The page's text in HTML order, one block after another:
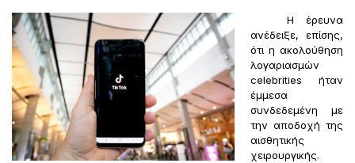
Η έρευνα
ανέδειξε, επίσης,
ότι η ακολούθηση
λογαριασμών
celebrities ήταν
έμμεσα
συνδεδεμένη με
την αποδοχή της
αισθητικής
χειρουργικής.